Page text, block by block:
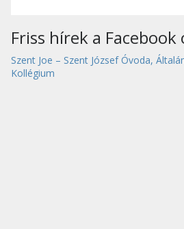
Friss hírek a
Szent Joe – Szent József Óvoda,
Kollégium